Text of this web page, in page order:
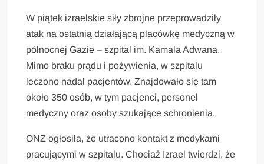
W piątek izraelskie siły zbrojne przeprowadziły
atak na ostatnią działającą placówkę medyczną w
północnej Gazie – szpital im. Kamala Adwana.
Mimo braku prądu i pożywienia, w szpitalu
leczono nadal pacjentów. Znajdowało się tam
około 350 osób, w tym pacjenci, personel
medyczny oraz osoby szukające schronienia.
ONZ ogłosiła, że utracono kontakt z medykami
pracującymi w szpitalu. Chociaż Izrael twierdzi, że